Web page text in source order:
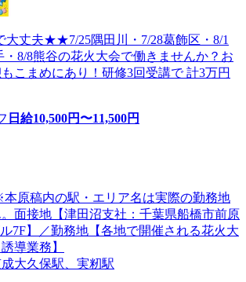
大丈夫★★7/25隅田川・7/28葛飾区・8/1
・8/8熊谷の花火大会で働きませんか？お
こまめにあり！研修3回受講で 計3万円
日給10,500円〜11,500円
原稿内の駅・エリア名は実際の勤務地
面接地【津田沼支社：千葉県船橋市前原
7F】／勤務地【各地で開催される花火大
導業務】
大久保駅、実籾駅